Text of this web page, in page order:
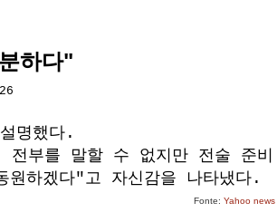
하다"
명했다.
부를 말할 수 없지만 전술 준비
하겠다"고 자신감을 나타냈다.
Fonte: Yahoo news